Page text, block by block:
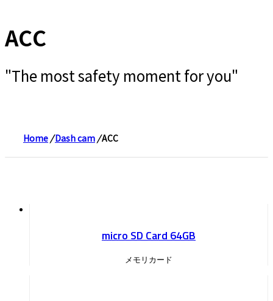
ACC
"The most safety moment for you"
Home / Dash cam /ACC
micro SD Card 64GB
メモリカード